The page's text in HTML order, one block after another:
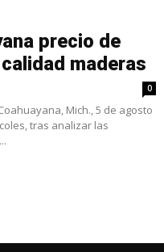
precio de
maderas
0
Mich., 5 de agosto
tras analizar las